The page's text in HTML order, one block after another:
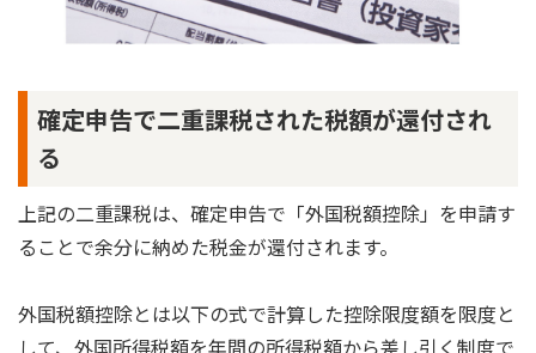
確定申告で二重課税された税額が還付され
る
上記の二重課税は、確定申告で「外国税額控除」を申請す
ることで余分に納めた税金が還付されます。
外国税額控除とは以下の式で計算した控除限度額を限度と
して、外国所得税額を年間の所得税額から差し引く制度で